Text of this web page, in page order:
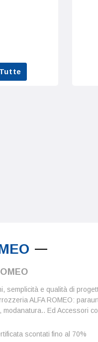
e qualità di
ALFA ROMEO:
Ed Accessori
scontati fino al 70%